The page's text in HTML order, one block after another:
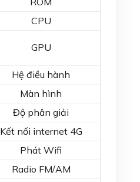
CPU
GPU
Hệ điều hành
Màn hình
Độ phân giải
Kết nối internet 4G
Phát Wifi
Radio FM/AM